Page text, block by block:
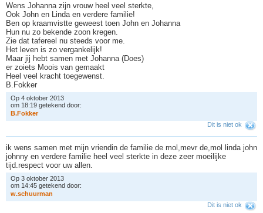
Wens Johanna zijn vrouw heel veel sterkte,
Ook John en Linda en verdere familie!
Ben op kraamvistte geweest toen John en Johanna
Hun nu zo bekende zoon kregen.
Zie dat tafereel nu steeds voor me.
Het leven is zo vergankelijk!
Maar jij hebt samen met Johanna (Does)
er zoiets Moois van gemaakt
Heel veel kracht toegewenst.
B.Fokker
Op 4 oktober 2013
om 18:19 getekend door:
B.Fokker
Dit is niet ok
ik wens samen met mijn vriendin de familie de mol,mevr de,mol linda john
johnny en verdere familie heel veel sterkte in deze zeer moeilijke
tijd.respect voor uw allen.
Op 3 oktober 2013
om 14:45 getekend door:
w.schuurman
Dit is niet ok